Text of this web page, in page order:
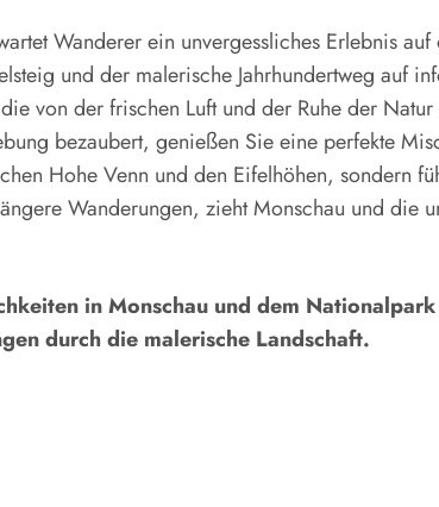
Wanderer ein unvergessliches Erlebnis
und der malerische Jahrhundertweg auf
von der frischen Luft und der Ruhe der
bezaubert, genießen Sie eine perfekte
Hohe Venn und den Eifelhöhen, sondern
Wanderungen, zieht Monschau und
in Monschau und dem
durch die malerische Landschaft.